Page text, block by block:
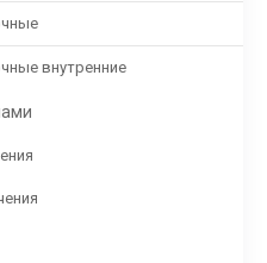
внутренние